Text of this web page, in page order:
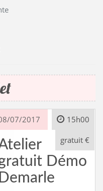
07/2017 15h00
gratuit €
Démo
Demarle